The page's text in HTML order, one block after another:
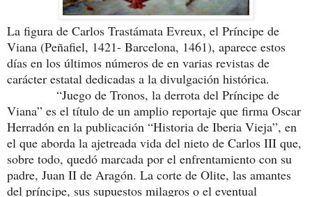
La figura de Carlos Trastámata Evreux, el Príncipe de
Viana (Peñafiel, 1421- Barcelona, 1461), aparece estos
días en los últimos números de en varias revistas de
carácter estatal dedicadas a la divulgación histórica.
“Juego de Tronos, la derrota del Príncipe de
Viana” es el título de un amplio reportaje que firma Oscar
Herradón en la publicación “Historia de Iberia Vieja”, en
el que aborda la ajetreada vida del nieto de Carlos III que,
sobre todo, quedó marcada por el enfrentamiento con su
padre, Juan II de Aragón. La corte de Olite, las amantes
del príncipe, sus supuestos milagros o el eventual